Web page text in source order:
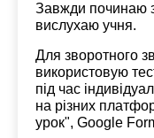
Завжди починаю
вислухаю учня.
Для зворотного
використовую
під час
на різних
урок", Google